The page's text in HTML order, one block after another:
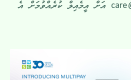
އަށް އީމެއިލް ކުރެއްވުމަށް އެ